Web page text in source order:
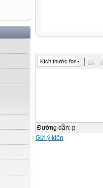
Kích thước font
Đường dẫn: p
Gửi ý kiến